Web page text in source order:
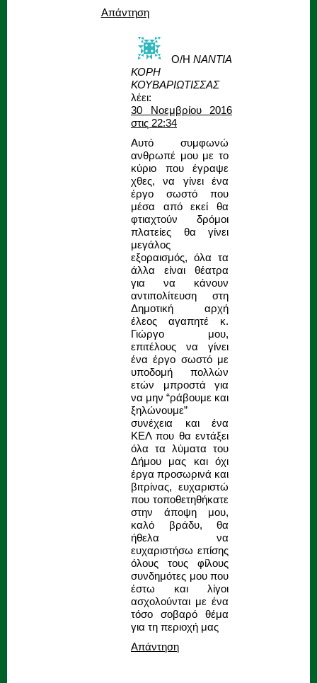
Απάντηση
Ο/Η ΝΑΝΤΙΑ
ΚΟΡΗ
ΚΟΥΒΑΡΙΩΤΙΣΣΑΣ
λέει:
30 Νοεμβρίου 2016
στις 22:34
Αυτό συμφωνώ
ανθρωπέ μου με το
κύριο που έγραψε
χθες, να γίνει ένα
έργο σωστό που
μέσα από εκεί θα
φτιαχτούν δρόμοι
πλατείες θα γίνει
μεγάλος
εξοραισμός, όλα τα
άλλα είναι θέατρα
για να κάνουν
αντιπολίτευση στη
Δημοτική αρχή
έλεος αγαπητέ κ.
Γιώργο μου,
επιτέλους να γίνει
ένα έργο σωστό με
υποδομή πολλών
ετών μπροστά για
να μην “ράβουμε και
ξηλώνουμε”
συνέχεια και ένα
ΚΕΛ που θα εντάξει
όλα τα λύματα του
Δήμου μας και όχι
έργα προσωρινά και
βιτρίνας, ευχαριστώ
που τοποθετηθήκατε
στην άποψη μου,
καλό βράδυ, θα
ήθελα να
ευχαριστήσω επίσης
όλους τους φίλους
συνδημότες μου που
έστω και λίγοι
ασχολούνται με ένα
τόσο σοβαρό θέμα
για τη περιοχή μας
Απάντηση